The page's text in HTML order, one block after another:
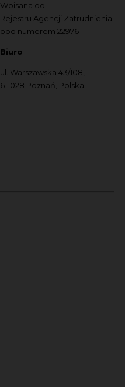
Wpisana do
Rejestru Agencji Zatrudnienia
pod numerem 22976
Biuro
ul. Warszawska 43/108,
61-028 Poznań, Polska